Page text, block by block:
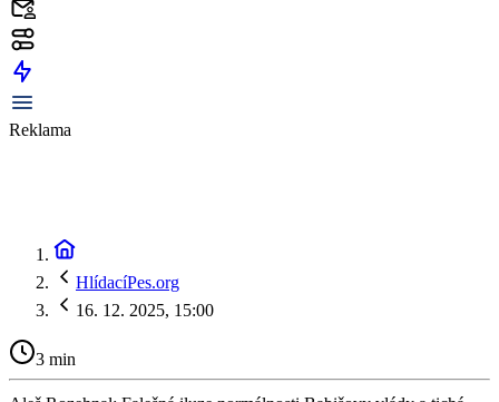
Reklama
HlídacíPes.org
16. 12. 2025, 15:00
3 min